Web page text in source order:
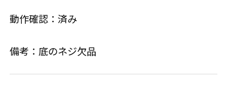
動作確認：済み
備考：底のネジ欠品